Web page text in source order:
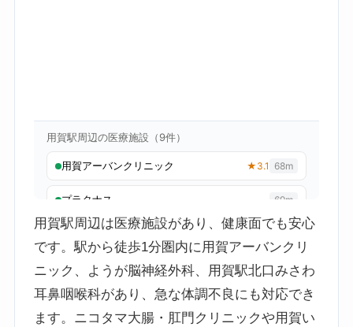
用賀駅周辺は医療施設があり、健康面でも安心
です。駅から徒歩1分圏内に用賀アーバンクリ
ニック、ようが脳神経外科、用賀駅北口みさわ
耳鼻咽喉科があり、急な体調不良にも対応でき
ます。ニコタマ大腸・肛門クリニックや用賀い